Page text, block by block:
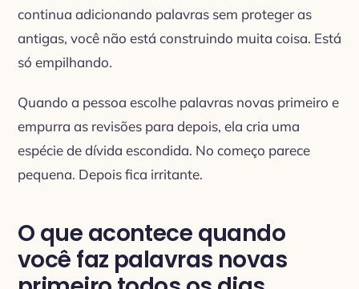
continua adicionando palavras sem proteger as
antigas, você não está construindo muita coisa. Está
só empilhando.
Quando a pessoa escolhe palavras novas primeiro e
empurra as revisões para depois, ela cria uma
espécie de dívida escondida. No começo parece
pequena. Depois fica irritante.
O que acontece quando
você faz palavras novas